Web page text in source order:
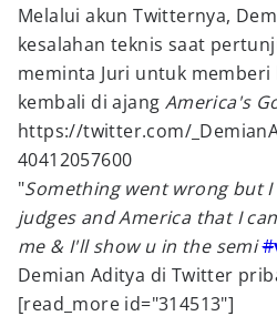
Melalui akun Twitternya,
kesalahan teknis saat
meminta Juri untuk
kembali di ajang America's
https://twitter.com/
40412057600
"Something went wrong but
judges and America that I
me & I'll show u in the semi #
Demian Aditya di Twitter
[read_more id="314513"]